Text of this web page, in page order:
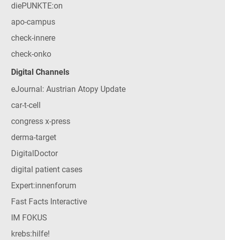
diePUNKTE:on
apo-campus
check-innere
check-onko
Digital Channels
eJournal: Austrian Atopy Update
car-t-cell
congress x-press
derma-target
DigitalDoctor
digital patient cases
Expert:innenforum
Fast Facts Interactive
IM FOKUS
krebs:hilfe!